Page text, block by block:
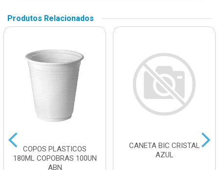
Produtos Relacionados
COPOS PLASTICOS
180ML COPOBRAS 100UN
ABN
CANETA BIC CRISTAL
AZUL